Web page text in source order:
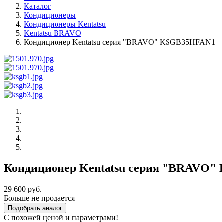
Каталог
Кондиционеры
Кондиционеры Kentatsu
Kentatsu BRAVO
Кондиционер Kentatsu серия "BRAVO" KSGB35HFAN1
Кондиционер Kentatsu серия "BRAVO"
29 600 руб.
Больше не продается
Подобрать аналог
С похожей ценой и параметрами!